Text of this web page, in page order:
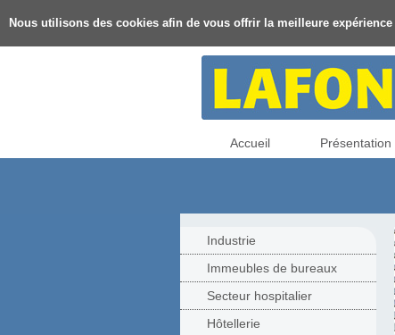
Nous utilisons des cookies afin de vous offrir la meilleure
Accueil Présentation
Industrie
Immeubles de bureaux
Secteur hospitalier
Hôtellerie